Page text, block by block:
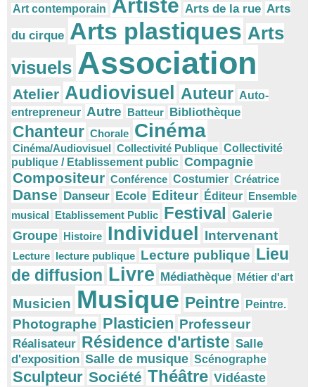
Art contemporain Artiste Arts de la rue Arts
du cirque Arts plastiques Arts
visuels Association
Atelier Audiovisuel Auteur Auto-
entrepreneur Autre Batteur Bibliothèque
Chanteur Chorale Cinéma
Cinéma/Audiovisuel Collectivité Publique Collectivité
publique / Etablissement public Compagnie
Compositeur Conférence Costumier Créatrice
Danse Danseur Ecole Editeur Éditeur Ensemble
musical Etablissement Public Festival Galerie
Groupe Histoire Individuel Intervenant
Lecture lecture publique Lecture publique Lieu
de diffusion Livre Médiathèque Métier d'art
Musicien Musique Peintre Peintre.
Photographe Plasticien Professeur
Réalisateur Résidence d'artiste Salle
d'exposition Salle de musique Scénographe
Sculpteur Société Théâtre Vidéaste